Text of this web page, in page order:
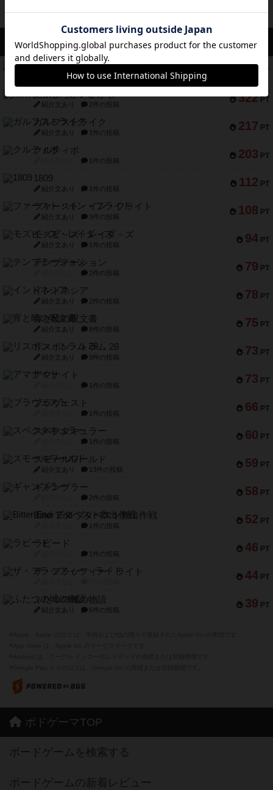
アクセス数 急上昇中
340 PT
コレクト！
紹介文なし 1件の投稿
322 PT
紹介文あり 2件の投稿
217 PT
ガルフストライク
紹介文あり 1件の投稿
203 PT
クルティボ
1件の投稿
112 PT
1809
紹介文あり 1件の投稿
108 PT
ファースト・イン・フライト
紹介文あり 3件の投稿
94 PT
モズビ－ズ・レイダ－ズ
紹介文あり 1件の投稿
79 PT
テンプテーション
2件の投稿
78 PT
インドネシア
紹介文あり 2件の投稿
75 PT
宵と暁の呪文書
紹介文あり 8件の投稿
73 PT
リスボン・トラム 28
紹介文あり 9件の投稿
73 PT
アマナイト
1件の投稿
66 PT
ブラヴェスト
1件の投稿
60 PT
スペクタキュラー
1件の投稿
59 PT
スモールワールド
紹介文あり 13件の投稿
58 PT
ギャンブラー
2件の投稿
52 PT
Bitter End ブタペスト救出作戦
1件の投稿
46 PT
ラピード
1件の投稿
44 PT
ザ・フラッフィー・ライト
39 PT
ふたつの城の物語
紹介文あり 6件の投稿
ボドゲーマTOP
ボードゲームを検索する
ボードゲームの新着レビュー